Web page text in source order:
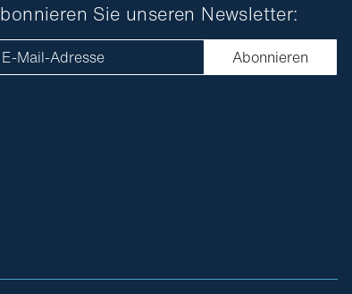
Abonnieren Sie unseren Newsletter:
E-Mail-Adresse Abonnieren